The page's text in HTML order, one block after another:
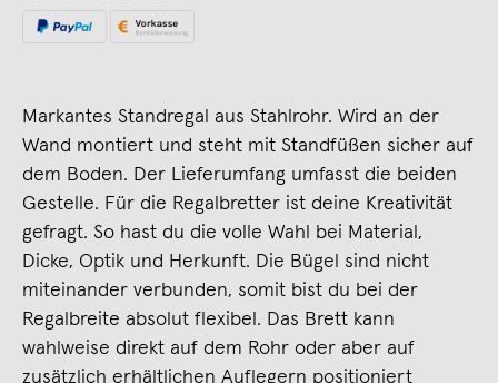
Markantes Standregal aus Stahlrohr. Wird an der
Wand montiert und steht mit Standfüßen sicher auf
dem Boden. Der Lieferumfang umfasst die beiden
Gestelle. Für die Regalbretter ist deine Kreativität
gefragt. So hast du die volle Wahl bei Material,
Dicke, Optik und Herkunft. Die Bügel sind nicht
miteinander verbunden, somit bist du bei der
Regalbreite absolut flexibel. Das Brett kann
wahlweise direkt auf dem Rohr oder aber auf
zusätzlich erhältlichen Auflegern positioniert